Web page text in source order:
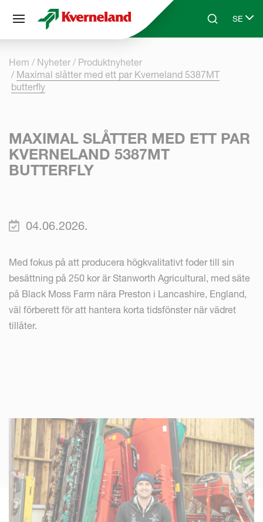
Skip to main contentSearchSE
Select
Hem Nyheter
Produktnyheter
Maximal slåtter med ett par Kverneland 5387MT
butterfly
MAXIMAL SLÅTTER MED ETT PAR
KVERNELAND 5387MT
BUTTERFLY
04.06.2026.
Med fokus på att producera högkvalitativt foder till sin
besättning på 250 kor är Stanworth Agricultural, med säte
på Black Moss Farm nära Preston i Lancashire, England,
väl förberett för att hantera korta tidsfönster när vädret
tillåter.
Cookie- hanteringspanel